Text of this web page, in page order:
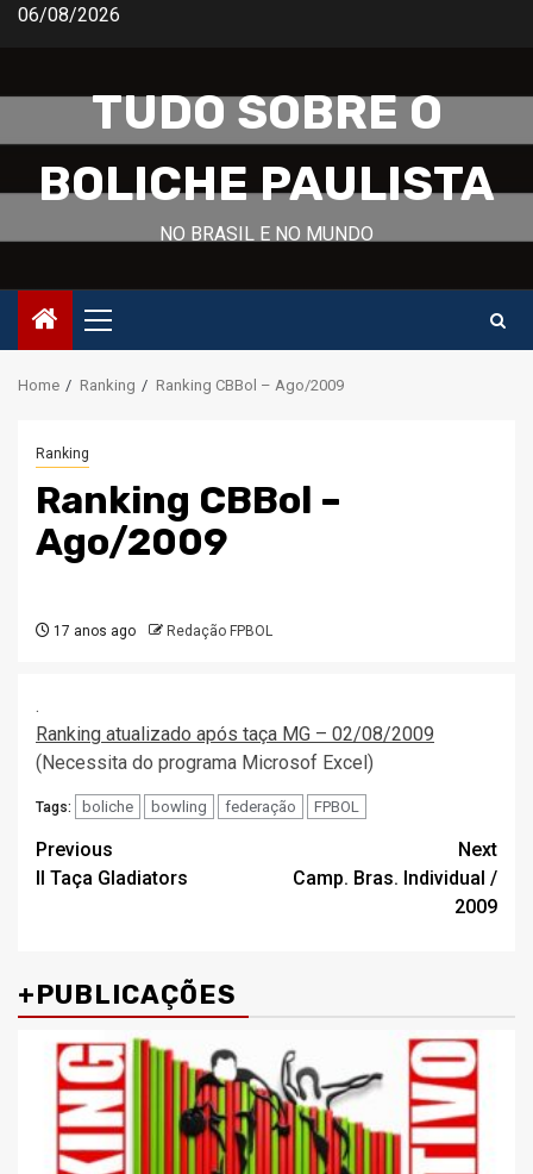
Skip06/08/2026
TUDO SOBRE O
BOLICHE PAULISTA
NO BRASIL E NO MUNDO
Primary
Menu
Home Ranking Ranking CBBol – Ago/2009
Ranking
Ranking CBBol –
Ago/2009
17 anos ago Redação FPBOL
.
Ranking atualizado após taça MG – 02/08/2009
(Necessita do programa Microsof Excel)
Tags: boliche bowling federação FPBOL
Post
navigation
Previous
II Taça Gladiators
Next
Camp. Bras. Individual /
2009
+PUBLICAÇÕES